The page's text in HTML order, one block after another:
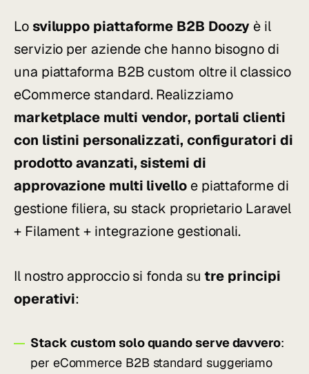
Lo sviluppo piattaforme B2B Doozy è il
servizio per aziende che hanno bisogno di
una piattaforma B2B custom oltre il classico
eCommerce standard. Realizziamo
marketplace multi vendor, portali clienti
con listini personalizzati, configuratori di
prodotto avanzati, sistemi di
approvazione multi livelloe piattaforme di
gestione filiera, su stack proprietario Laravel
+ Filament + integrazione gestionali.
Il nostro approccio si fonda sutre principi
operativi:
Stack custom solo quando serve davvero:
per eCommerce B2B standard suggeriamo